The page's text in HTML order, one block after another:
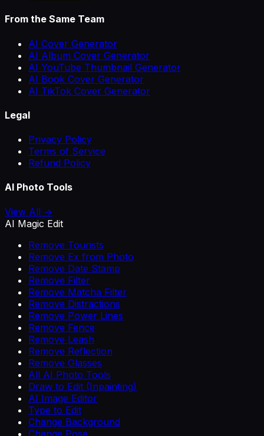
From the Same Team
AI Cover Generator
AI Album Cover Generator
AI YouTube Thumbnail Generator
AI Book Cover Generator
AI TikTok Cover Generator
Legal
Privacy Policy
Terms of Service
Refund Policy
AI Photo Tools
View All →
AI Magic Edit
Remove Tourists
Remove Ex from Photo
Remove Date Stamp
Remove Filter
Remove Matcha Filter
Remove Distractions
Remove Power Lines
Remove Fence
Remove Leash
Remove Reflection
Remove Glasses
All AI Photo Tools
Draw to Edit (Inpainting)
AI Image Editor
Type to Edit
Change Background
Change Pose